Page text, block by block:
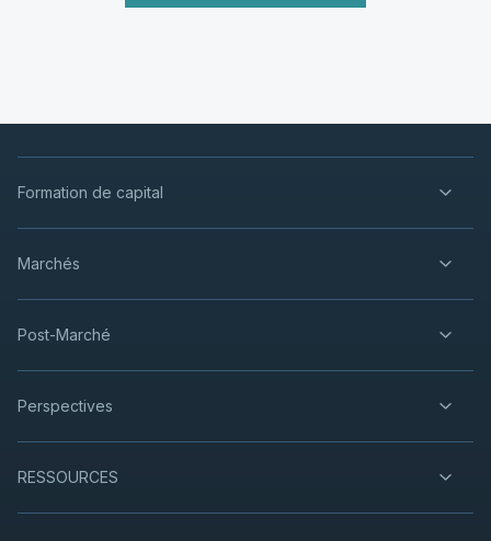
Formation de capital
Marchés
Post-Marché
Perspectives
RESSOURCES